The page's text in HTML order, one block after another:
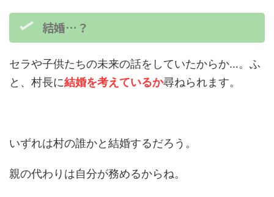
結婚…？
セラや子供たちの未来の話をしていたからか…。ふ
と、村長に結婚を考えているか尋ねられます。
いずれは村の誰かと結婚するだろう。
親の代わりは自分が務めるからね。